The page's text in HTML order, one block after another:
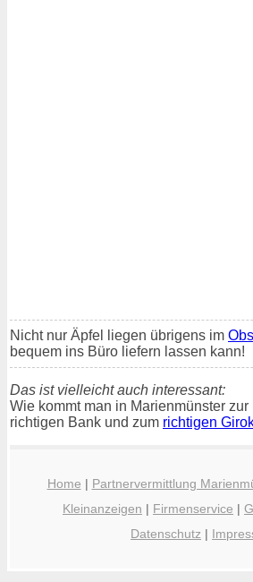
Nicht nur Äpfel liegen übrigens im
bequem ins Büro liefern lassen kann!
Das ist vielleicht auch interessant:
Wie kommt man in Marienmünster zur
richtigen Bank und zum richtigen
Home | Partnervermittlung
Kleinanzeigen | Firmenservice |
Datenschutz |